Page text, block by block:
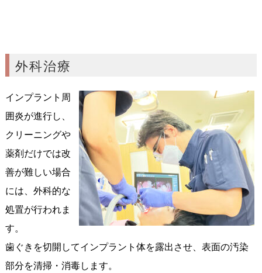
外科治療
インプラント周
囲炎が進行し、
クリーニングや
薬剤だけでは改
善が難しい場合
には、外科的な
処置が行われま
す。
歯ぐきを切開してインプラント体を露出させ、表面の汚染
部分を清掃・消毒します。